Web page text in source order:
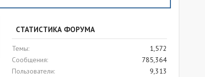
СТАТИСТИКА ФОРУМА
Темы
1,572
Сообщения
785,364
Пользователи
9,313